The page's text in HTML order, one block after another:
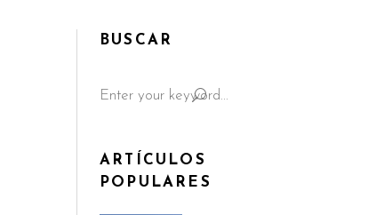
BUSCAR
for:
ARTÍCULOS
POPULARES